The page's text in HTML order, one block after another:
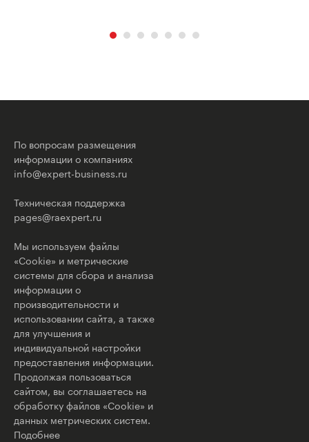
По вопросам размещения
информации о компаниях
info@expert-business.ru
Техническая поддержка
pages@raexpert.ru
Мы используем файлы
«Cookie» и метрические
системы для сбора и анализа
информации о
производительности и
использовании сайта, а также
для улучшения и
индивидуальной настройки
предоставления информации.
Продолжая пользоваться
сайтом, вы соглашаетесь на
обработку файлов «Cookie» и
данных метрических систем.
Подобнее